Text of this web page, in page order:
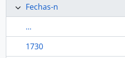
Fechas-n
...
1730